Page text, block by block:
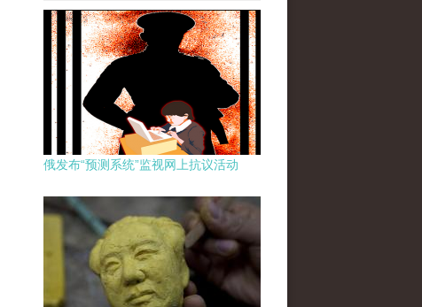
俄发布“预测系统”监视网上抗议活动